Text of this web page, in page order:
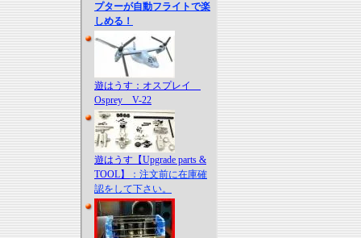
プターが自動フライトで楽
しめる！
遊はうす：オスプレイ
Osprey V-22
遊はうす【Upgrade parts &
TOOL】
：注文前に在庫確
認をして下さい。